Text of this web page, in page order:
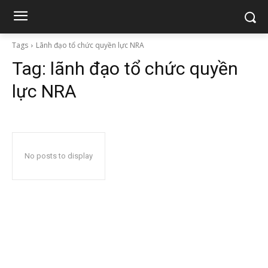
Tags Lãnh đạo tổ chức quyền lực NRA
Tag: lãnh đạo tổ chức quyền
lực NRA
No posts to display